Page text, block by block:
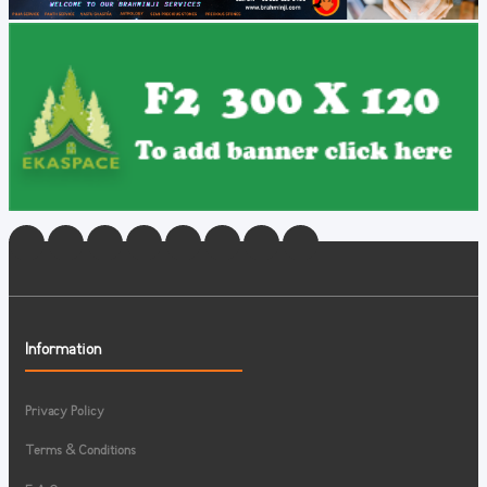
Information
Privacy Policy
Terms & Conditions